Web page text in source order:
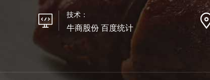
技术：
牛商股份 百度统计